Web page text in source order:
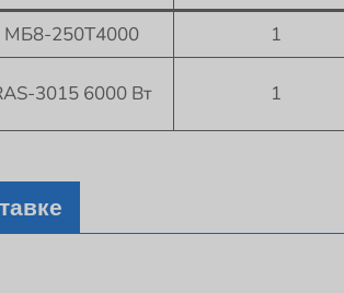
МБ8-250Т4000 1
3015 6000 Вт 1